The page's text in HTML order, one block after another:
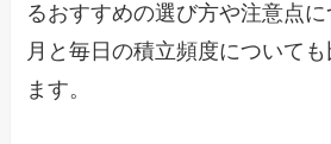
るおすすめの選び方や注意点
月と毎日の積立頻度について
ます。